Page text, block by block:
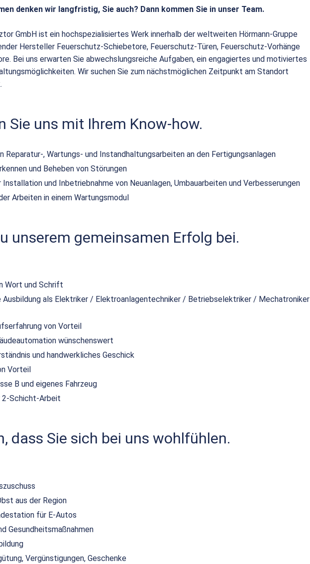
denken wir langfristig, Sie auch? Dann kommen Sie in unser Team.
GmbH ist ein hochspezialisiertes Werk innerhalb der weltweiten Hörmann-Gruppe
Hersteller Feuerschutz-Schiebetore, Feuerschutz-Türen, Feuerschutz-Vorhänge
Bei uns erwarten Sie abwechslungsreiche Aufgaben, ein engagiertes und motiviertes
Wir suchen Sie zum nächstmöglichen Zeitpunkt am Standort
Sie uns mit Ihrem Know-how.
Reparatur-, Wartungs- und Instandhaltungsarbeiten an den Fertigungsanlagen
und Beheben von Störungen
und Inbetriebnahme von Neuanlagen, Umbauarbeiten und Verbesserungen
Arbeiten in einem Wartungsmodul
unserem gemeinsamen Erfolg bei.
Wort und Schrift
Ausbildung als Elektriker / Elektroanlagentechniker / Betriebselektriker / Mechatroniker
von Vorteil
wünschenswert
und handwerkliches Geschick
Vorteil
B und eigenes Fahrzeug
Schicht-Arbeit
dass Sie sich bei uns wohlfühlen.
aus der Region
für E-Autos
Gesundheitsmaßnahmen
Vergünstigungen, Geschenke